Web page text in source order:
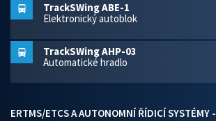
TrackSWing ABE-1
Elektronický autoblok
TrackSWing AHP-03
Automatické hradlo
ERTMS/ETCS A AUTONOMNÍ ŘÍDICÍ SYSTÉMY -